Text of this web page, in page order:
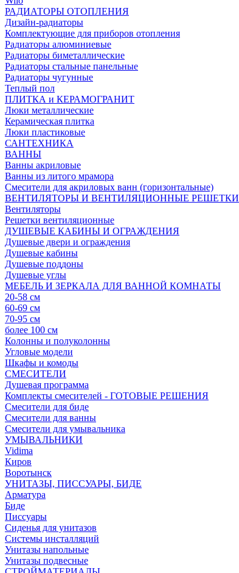
РАДИАТОРЫ ОТОПЛЕНИЯ
Дизайн-радиаторы
Комплектующие для приборов отопления
Радиаторы алюминиевые
Радиаторы биметаллические
Радиаторы стальные панельные
Радиаторы чугунные
Теплый пол
ПЛИТКА и КЕРАМОГРАНИТ
Люки металлические
Керамическая плитка
Люки пластиковые
САНТЕХНИКА
ВАННЫ
Ванны акриловые
Ванны из литого мрамора
Смесители для акриловых ванн (горизонтальные)
ВЕНТИЛЯТОРЫ И ВЕНТИЛЯЦИОННЫЕ РЕШЕТКИ
Вентиляторы
Решетки вентиляционные
ДУШЕВЫЕ КАБИНЫ И ОГРАЖДЕНИЯ
Душевые двери и ограждения
Душевые кабины
Душевые поддоны
Душевые углы
МЕБЕЛЬ И ЗЕРКАЛА ДЛЯ ВАННОЙ КОМНАТЫ
20-58 см
60-69 см
70-95 см
более 100 см
Колонны и полуколонны
Угловые модели
Шкафы и комоды
СМЕСИТЕЛИ
Душевая программа
Комплекты смесителей - ГОТОВЫЕ РЕШЕНИЯ
Смесители для биде
Смесители для ванны
Смесители для умывальника
УМЫВАЛЬНИКИ
Vidima
Киров
Воротынск
УНИТАЗЫ, ПИССУАРЫ, БИДЕ
Арматура
Биде
Писсуары
Сиденья для унитазов
Системы инсталляций
Унитазы напольные
Унитазы подвесные